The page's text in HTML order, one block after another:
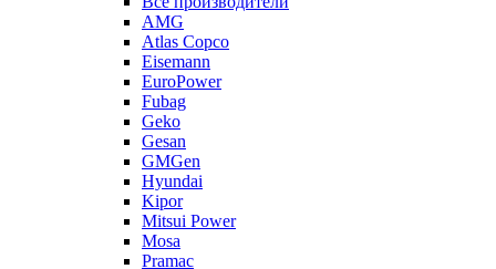
AMG
Atlas Copco
Eisemann
EuroPower
Fubag
Geko
Gesan
GMGen
Hyundai
Kipor
Mitsui Power
Mosa
Pramac